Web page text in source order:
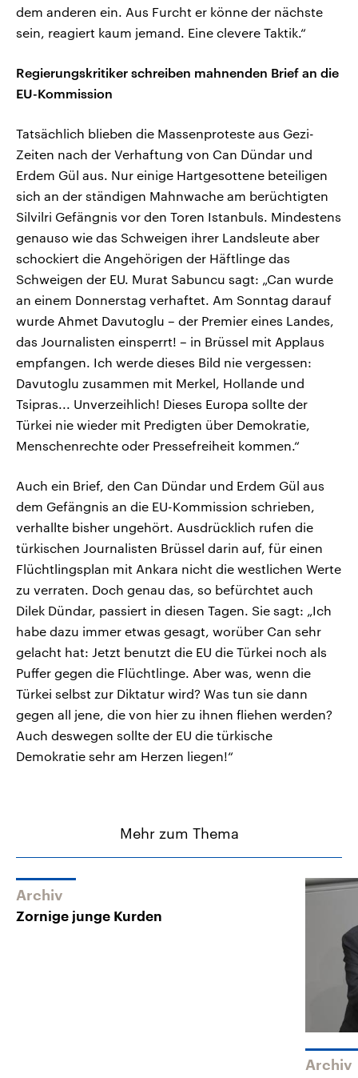
dem anderen ein. Aus Furcht er könne der nächste
sein, reagiert kaum jemand. Eine clevere Taktik.“
Regierungskritiker schreiben mahnenden Brief an die
EU-Kommission
Tatsächlich blieben die Massenproteste aus Gezi-
Zeiten nach der Verhaftung von Can Dündar und
Erdem Gül aus. Nur einige Hartgesottene beteiligen
sich an der ständigen Mahnwache am berüchtigten
Silvilri Gefängnis vor den Toren Istanbuls. Mindestens
genauso wie das Schweigen ihrer Landsleute aber
schockiert die Angehörigen der Häftlinge das
Schweigen der EU. Murat Sabuncu sagt: „Can wurde
an einem Donnerstag verhaftet. Am Sonntag darauf
wurde Ahmet Davutoglu – der Premier eines Landes,
das Journalisten einsperrt! – in Brüssel mit Applaus
empfangen. Ich werde dieses Bild nie vergessen:
Davutoglu zusammen mit Merkel, Hollande und
Tsipras... Unverzeihlich! Dieses Europa sollte der
Türkei nie wieder mit Predigten über Demokratie,
Menschenrechte oder Pressefreiheit kommen.“
Auch ein Brief, den Can Dündar und Erdem Gül aus
dem Gefängnis an die EU-Kommission schrieben,
verhallte bisher ungehört. Ausdrücklich rufen die
türkischen Journalisten Brüssel darin auf, für einen
Flüchtlingsplan mit Ankara nicht die westlichen Werte
zu verraten. Doch genau das, so befürchtet auch
Dilek Dündar, passiert in diesen Tagen. Sie sagt: „Ich
habe dazu immer etwas gesagt, worüber Can sehr
gelacht hat: Jetzt benutzt die EU die Türkei noch als
Puffer gegen die Flüchtlinge. Aber was, wenn die
Türkei selbst zur Diktatur wird? Was tun sie dann
gegen all jene, die von hier zu ihnen fliehen werden?
Auch deswegen sollte der EU die türkische
Demokratie sehr am Herzen liegen!“
Mehr zum Thema
Archiv
Zornige junge Kurden
Archiv